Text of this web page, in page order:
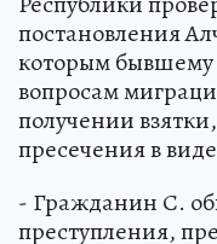
постановления
которым бывшему
вопросам
получении
пресечения в
- Гражданин С.
преступления,